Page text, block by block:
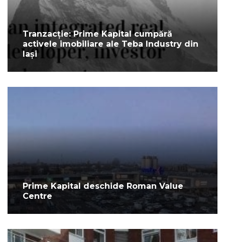
Tranzacție: Prime Kapital cumpără
activele imobiliare ale Teba Industry din
Iași
Prime Kapital deschide Roman Value
Centre